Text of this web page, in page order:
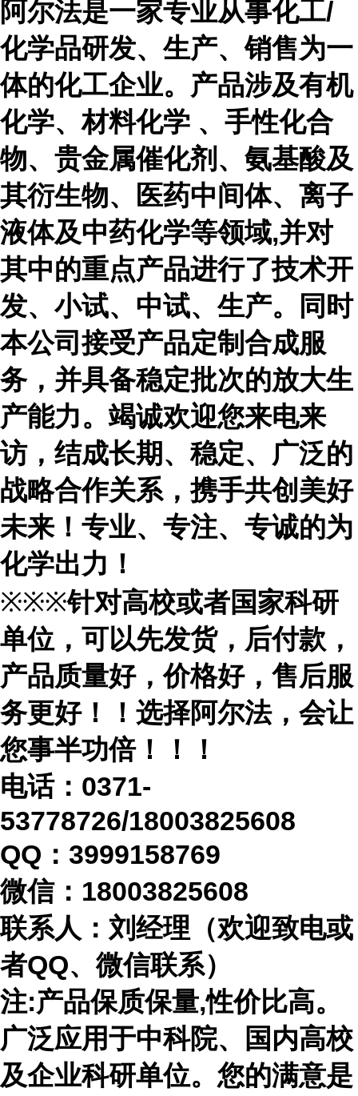
阿尔法是一家专业从事化工/
化学品研发、生产、销售为一
体的化工企业。产品涉及有机
化学、材料化学 、手性化合
物、贵金属催化剂、氨基酸及
其衍生物、医药中间体、离子
液体及中药化学等领域,并对
其中的重点产品进行了技术开
发、小试、中试、生产。同时
本公司接受产品定制合成服
务，并具备稳定批次的放大生
产能力。竭诚欢迎您来电来
访，结成长期、稳定、广泛的
战略合作关系，携手共创美好
未来！专业、专注、专诚的为
化学出力！
※※※针对高校或者国家科研
单位，可以先发货，后付款，
产品质量好，价格好，售后服
务更好！！选择阿尔法，会让
您事半功倍！！！
电话： 0371-
53778726/18003825608
QQ：3999158769
微信： 18003825608
联系人：刘经理（欢迎致电或
者QQ、微信联系）
注:产品保质保量,性价比高。
广泛应用于中科院、国内高校
及企业科研单位。您的满意是